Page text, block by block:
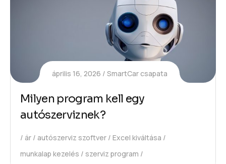
április 16, 2026 SmartCar csapata
Milyen program kell egy
autószerviznek?
ár autószerviz szoftver
Excel kiváltása
munkalap kezelés
szerviz program